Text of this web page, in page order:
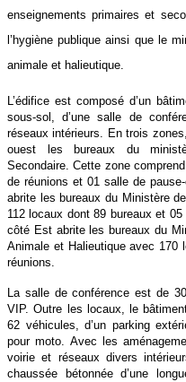
enseignements primaires et
l’hygiène publique ainsi que le
animale et halieutique.
L’édifice est composé d’un
sous-sol, d’une salle de
réseaux intérieurs. En trois
ouest les bureaux du
Secondaire. Cette zone
de réunions et 01 salle de
abrite les bureaux du Ministère
112 locaux dont 89 bureaux et
côté Est abrite les bureaux du
Animale et Halieutique avec 170
réunions.
La salle de conférence est de
VIP. Outre les locaux, le
62 véhicules, d’un parking
pour moto. Avec les
voirie et réseaux divers
chaussée bétonnée d’une